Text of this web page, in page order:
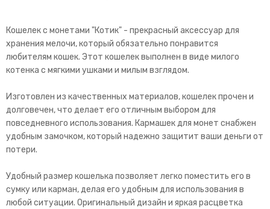
Кошелек с монетами "Котик" - прекрасный аксессуар для
хранения мелочи, который обязательно понравится
любителям кошек. Этот кошелек выполнен в виде милого
котенка с мягкими ушками и милым взглядом.
Изготовлен из качественных материалов, кошелек прочен и
долговечен, что делает его отличным выбором для
повседневного использования. Кармашек для монет снабжен
удобным замочком, который надежно защитит ваши деньги от
потери.
Удобный размер кошелька позволяет легко поместить его в
сумку или карман, делая его удобным для использования в
любой ситуации. Оригинальный дизайн и яркая расцветка